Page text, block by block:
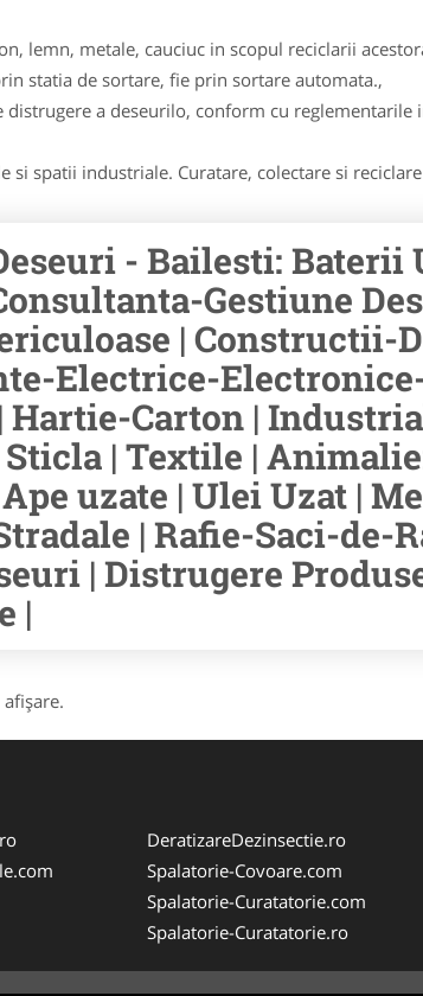
lemn, metale, cauciuc in scopul reciclarii
statia de sortare, fie prin sortare automata.,
a deseurilo, conform cu
si spatii industriale. Curatare, colectare si
- Bailesti: Baterii
Gestiune
| Constructii-
Electrice-Electronice-
Hartie-Carton |
Sticla | Textile |
uzate | Ulei Uzat |
| Rafie-Saci-de-
| Distrugere
|
DeratizareDezinsectie.ro
Spalatorie-Covoare.com
Spalatorie-Curatatorie.com
Spalatorie-Curatatorie.ro